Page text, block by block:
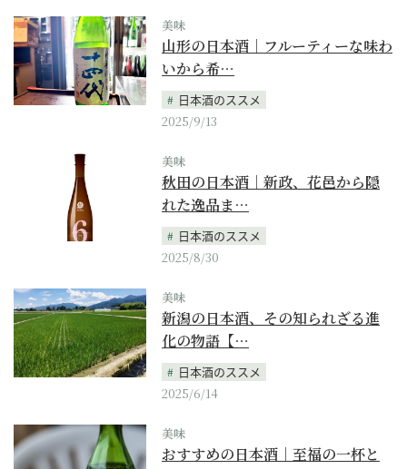
美味
山形の日本酒｜フルーティーな味わ
いから希…
日本酒のススメ
2025/9/13
美味
秋田の日本酒｜新政、花邑から隠
れた逸品ま…
日本酒のススメ
2025/8/30
美味
新潟の日本酒、その知られざる進
化の物語【…
日本酒のススメ
2025/6/14
美味
おすすめの日本酒｜至福の一杯と